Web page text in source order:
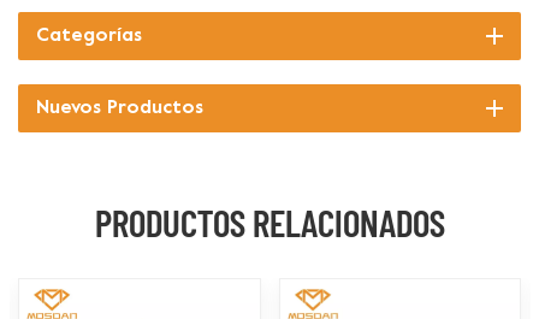
Categorías
Nuevos Productos
PRODUCTOS RELACIONADOS